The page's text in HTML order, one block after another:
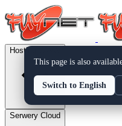
Hosting WWW
Serwery Cloud
This page is also
Switch to English